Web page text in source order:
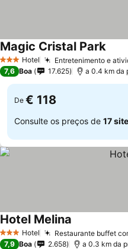
3 EstrelasHotel Entretenimento e
Magic Cristal ParkVer
7,6 Boa 17.625 a 0.4 km da
De € 118
Consulte os preços de 17
3 EstrelasHotel Restaurante buffet
Hotel Melina
7,9 Boa 2.658 a 0.3 km da